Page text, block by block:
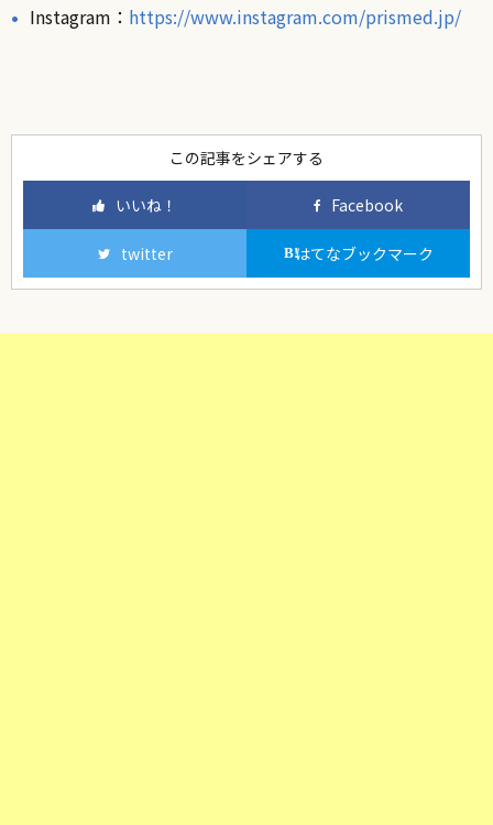
Instagram： https://www.instagram.com/prismed.jp/
この記事をシェアする